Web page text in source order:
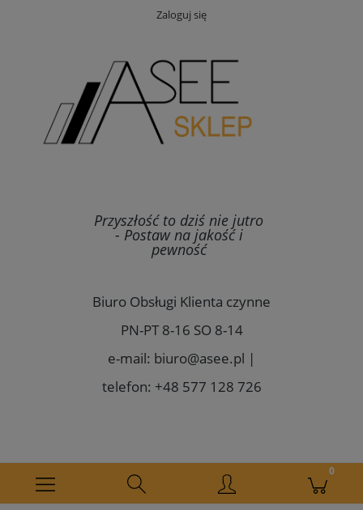
Zaloguj się
Przyszłość to dziś nie jutro
- Postaw na jakość i
pewność
Biuro Obsługi Klienta czynne
PN-PT 8-16 SO 8-14
e-mail: biuro@asee.pl |
telefon: +48 577 128 726